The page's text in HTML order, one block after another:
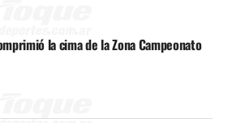
la cima de la Zona Campeonato